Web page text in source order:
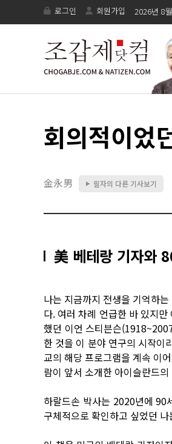
로그인 회원가입 2026년 8
회의적이었
金永男 ▶ 필자의 다른 기사보기
美 베테랑 기자와
나는 지금까지 전생을 기억하
다. 여러 차례 언급한 바 있지
했던 이언 스티븐슨
한 것을 이 분야 연구의 시작이
교의 해당 프로그램을 계속 이
람이 앞서 소개한 아이슬란드
하랄드손 박사는 2020년에 90
구체적으로 확인하고 싶었던